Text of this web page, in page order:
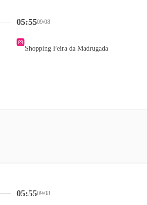
05:5509/08
Shopping Feira da Madrugada
05:5509/08